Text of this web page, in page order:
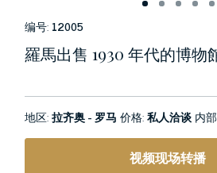
编号: 12005
羅馬出售 1930 年代的博物
地区:拉齐奥 - 罗马 价格:私人洽谈 内
视频现场转播